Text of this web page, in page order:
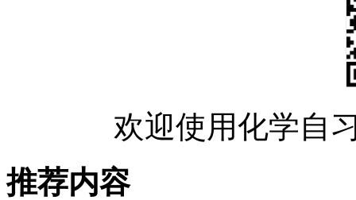
欢迎使用化学自
推荐内容